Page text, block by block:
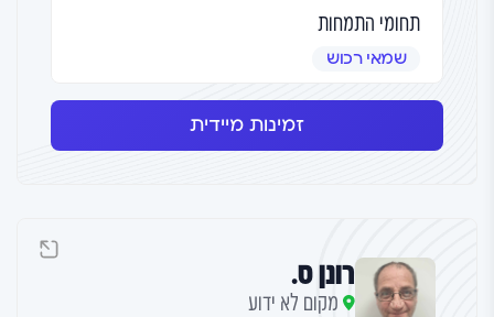
תחומי התמחות
שמאי רכוש
זמינות מיידית
רונן ס.
מקום לא ידוע